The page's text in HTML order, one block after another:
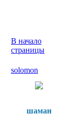
В начало
страницы
solomon
шаман